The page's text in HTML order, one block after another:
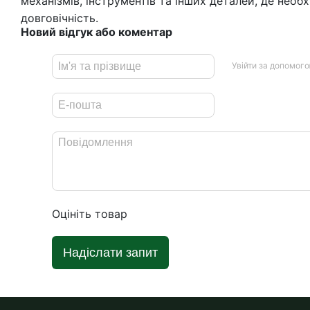
довговічність.
Новий відгук або коментар
Увійти за
Оцініть товар
Надіслати запит